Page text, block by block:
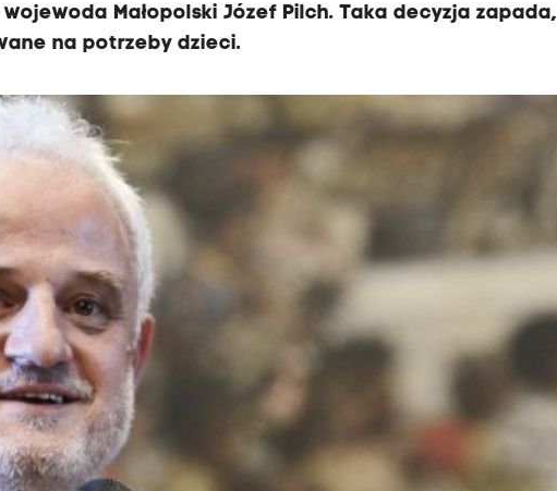
Małopolski Józef Pilch. Taka decyzja zapada,
na potrzeby dzieci.